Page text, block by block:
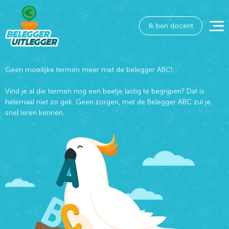
Ik ben docent
Geen moeilijke termen meer met de belegger ABC!
Vind je al die termen nog een beetje lastig te begrijpen? Dat is
helemaal niet zo gek. Geen zorgen, met de Belegger ABC zul je
snel leren kennen.
Wat wil je opzoeken?